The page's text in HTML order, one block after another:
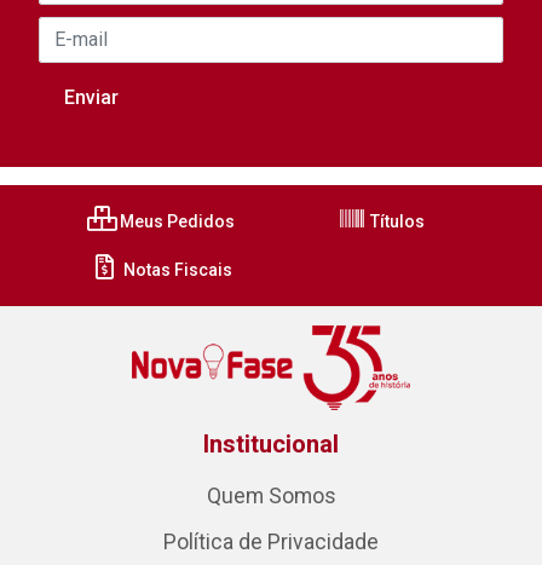
Meus Pedidos Títulos
Notas Fiscais
Institucional
Quem Somos
Política de Privacidade